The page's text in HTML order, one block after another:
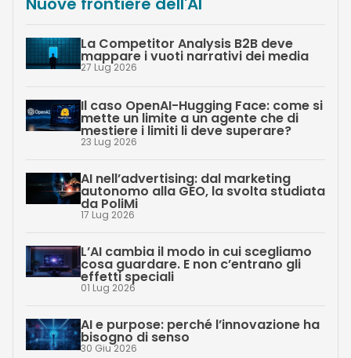
La Competitor Analysis B2B deve
mappare i vuoti narrativi dei media
27 Lug 2026
Il caso OpenAI-Hugging Face: come si
mette un limite a un agente che di
mestiere i limiti li deve superare?
23 Lug 2026
AI nell’advertising: dal marketing
autonomo alla GEO, la svolta studiata
da PoliMi
17 Lug 2026
L’AI cambia il modo in cui scegliamo
cosa guardare. E non c’entrano gli
effetti speciali
01 Lug 2026
AI e purpose: perché l’innovazione ha
bisogno di senso
30 Giu 2026